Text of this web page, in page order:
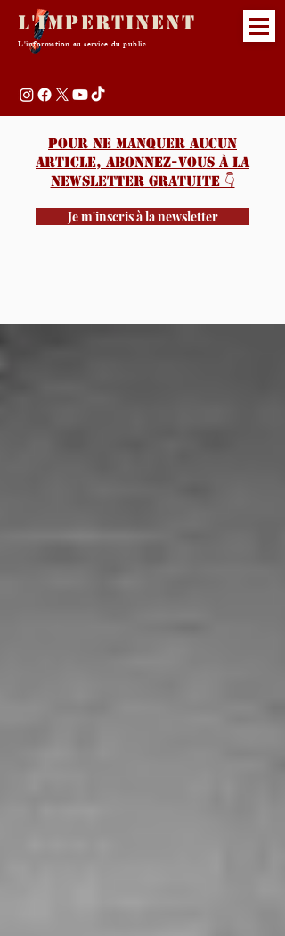
L'Impertinent
L'information au service du public
Pour ne manquer aucun
article, abonnez-vous à la
newsletter gratuite 👇️
Je m'inscris à la newsletter